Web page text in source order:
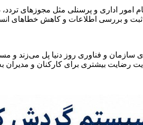
امور اداری و پرسنلی مثل مجوزهای
و بررسی اطلاعات و کاهش خطاهای
سازمان و فناوری روز دنیا پل می‌زند و
رضایت بیشتری برای کارکنان و مدیران